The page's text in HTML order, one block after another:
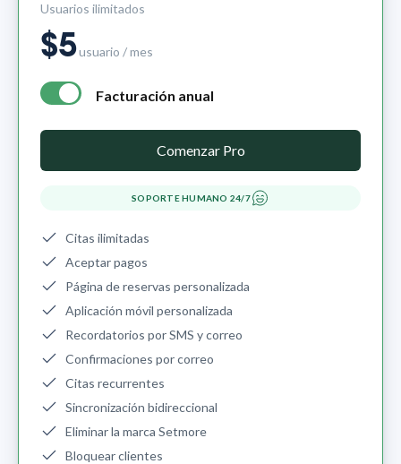
Usuarios ilimitados
$5usuario / mes
annual billing - free plan $0 per month, pro plan $5 per
Facturación anual
Comenzar Pro
SOPORTE HUMANO 24/7
Citas ilimitadas
Aceptar pagos
Página de reservas personalizada
Aplicación móvil personalizada
Recordatorios por SMS y correo
Confirmaciones por correo
Citas recurrentes
Sincronización bidireccional
Eliminar la marca Setmore
Bloquear clientes